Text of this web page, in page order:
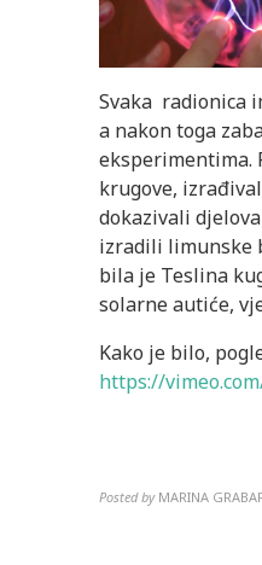
Svaka radionica
a nakon toga
eksperimentima.
krugove,
dokazivali
izradili limunske
bila je Teslina
solarne autiće,
Kako je bilo,
https://
Posted by MARINA